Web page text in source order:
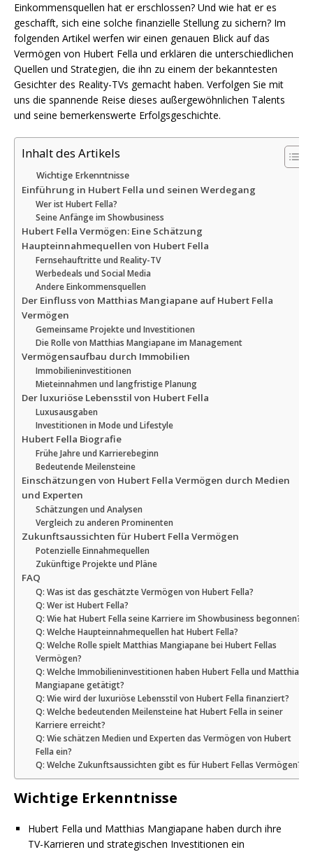
Einkommensquellen hat er erschlossen? Und wie hat er es
geschafft, sich eine solche finanzielle Stellung zu sichern? Im
folgenden Artikel werfen wir einen genauen Blick auf das
Vermögen von Hubert Fella und erklären die unterschiedlichen
Quellen und Strategien, die ihn zu einem der bekanntesten
Gesichter des Reality-TVs gemacht haben. Verfolgen Sie mit
uns die spannende Reise dieses außergewöhnlichen Talents
und seine bemerkenswerte Erfolgsgeschichte.
Inhalt des Artikels
Wichtige Erkenntnisse
Einführung in Hubert Fella und seinen Werdegang
Wer ist Hubert Fella?
Seine Anfänge im Showbusiness
Hubert Fella Vermögen: Eine Schätzung
Haupteinnahmequellen von Hubert Fella
Fernsehauftritte und Reality-TV
Werbedeals und Social Media
Andere Einkommensquellen
Der Einfluss von Matthias Mangiapane auf Hubert Fella
Vermögen
Gemeinsame Projekte und Investitionen
Die Rolle von Matthias Mangiapane im Management
Vermögensaufbau durch Immobilien
Immobilieninvestitionen
Mieteinnahmen und langfristige Planung
Der luxuriöse Lebensstil von Hubert Fella
Luxusausgaben
Investitionen in Mode und Lifestyle
Hubert Fella Biografie
Frühe Jahre und Karrierebeginn
Bedeutende Meilensteine
Einschätzungen von Hubert Fella Vermögen durch Medien
und Experten
Schätzungen und Analysen
Vergleich zu anderen Prominenten
Zukunftsaussichten für Hubert Fella Vermögen
Potenzielle Einnahmequellen
Zukünftige Projekte und Pläne
FAQ
Q: Was ist das geschätzte Vermögen von Hubert Fella?
Q: Wer ist Hubert Fella?
Q: Wie hat Hubert Fella seine Karriere im Showbusiness begonnen?
Q: Welche Haupteinnahmequellen hat Hubert Fella?
Q: Welche Rolle spielt Matthias Mangiapane bei Hubert Fellas
Vermögen?
Q: Welche Immobilieninvestitionen haben Hubert Fella und Matthias
Mangiapane getätigt?
Q: Wie wird der luxuriöse Lebensstil von Hubert Fella finanziert?
Q: Welche bedeutenden Meilensteine hat Hubert Fella in seiner
Karriere erreicht?
Q: Wie schätzen Medien und Experten das Vermögen von Hubert
Fella ein?
Q: Welche Zukunftsaussichten gibt es für Hubert Fellas Vermögen?
Wichtige Erkenntnisse
Hubert Fella und Matthias Mangiapane haben durch ihre
TV-Karrieren und strategischen Investitionen ein